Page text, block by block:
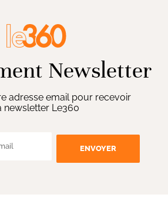
Newsletter
adresse email pour recevoir
newsletter Le360
ENVOYER